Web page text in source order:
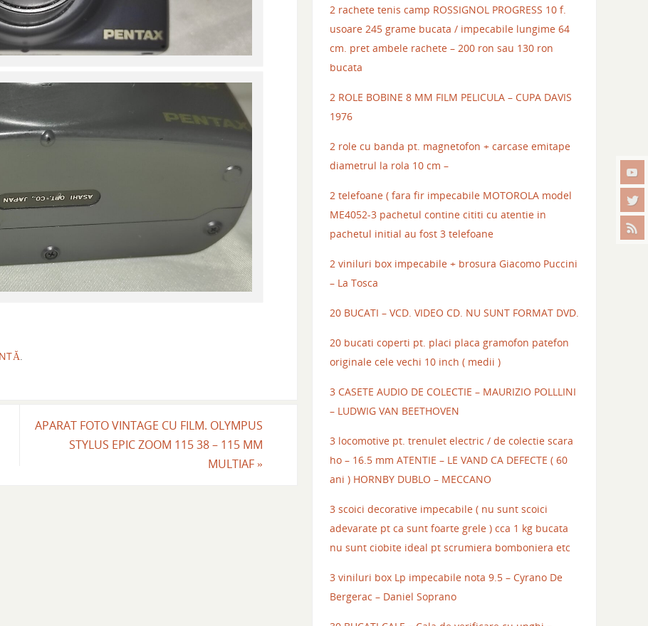
APARAT FOTO VINTAGE CU FILM. OLYMPUS
STYLUS EPIC ZOOM 115 38 – 115 MM
MULTIAF »
2 rachete tenis camp ROSSIGNOL PROGRESS 10 f.
usoare 245 grame bucata / impecabile lungime 64
cm. pret ambele rachete – 200 ron sau 130 ron
bucata
2 ROLE BOBINE 8 MM FILM PELICULA – CUPA DAVIS
1976
2 role cu banda pt. magnetofon + carcase emitape
diametrul la rola 10 cm –
2 telefoane ( fara fir impecabile MOTOROLA model
ME4052-3 pachetul contine cititi cu atentie in
pachetul initial au fost 3 telefoane
2 viniluri box impecabile + brosura Giacomo Puccini
– La Tosca
20 BUCATI – VCD. VIDEO CD. NU SUNT FORMAT DVD.
20 bucati coperti pt. placi placa gramofon patefon
originale cele vechi 10 inch ( medii )
3 CASETE AUDIO DE COLECTIE – MAURIZIO POLLLINI
– LUDWIG VAN BEETHOVEN
3 locomotive pt. trenulet electric / de colectie scara
ho – 16.5 mm ATENTIE – LE VAND CA DEFECTE ( 60
ani ) HORNBY DUBLO – MECCANO
3 scoici decorative impecabile ( nu sunt scoici
adevarate pt ca sunt foarte grele ) cca 1 kg bucata
nu sunt ciobite ideal pt scrumiera bomboniera etc
3 viniluri box Lp impecabile nota 9.5 – Cyrano De
Bergerac – Daniel Soprano